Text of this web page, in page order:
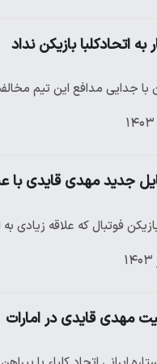
به اتحادکلبا بازیکن نداد
با جدایی مدافع این تیم
جدید مهدی قایدی با
فوتبال که علاقه زیادی
مهدی قایدی در امارات